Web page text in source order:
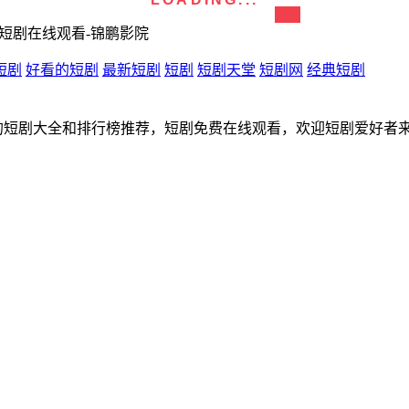
剧在线观看-锦鹏影院
剧 好看的短剧 最新短剧 短剧 短剧天堂 短剧网 经典短剧
剧大全和排行榜推荐，短剧免费在线观看，欢迎短剧爱好者